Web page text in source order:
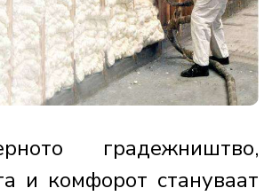
градежништво,
и комфорот стануваат